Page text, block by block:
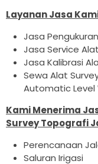
Layanan Jasa
Jasa
Jasa Service
Jasa Kalibrasi
Sewa Alat
Automatic
Kami Menerima
Survey Topografi
Perencanaan
Saluran Irigasi